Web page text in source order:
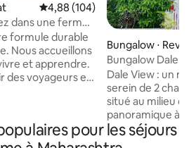
Évaluation moyenne sur la
4,88 (104)
dans une ferme
formule durable
et apprendre.
des voyageurs et
sa beauté dans
financières
Bungalow ⋅
Bungalow Dale
Kashid, Murud
Dale View : un
serein de 2
situé au milieu de
panoramique à
collines et la
plan. Une belle
pour les séjours